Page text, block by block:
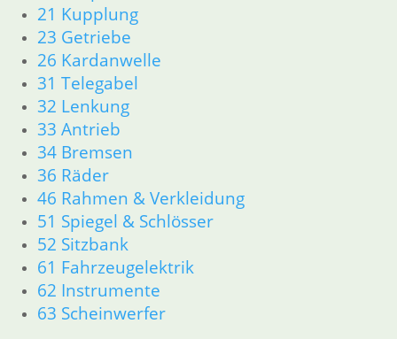
21 Kupplung
23 Getriebe
26 Kardanwelle
31 Telegabel
32 Lenkung
33 Antrieb
34 Bremsen
36 Räder
46 Rahmen & Verkleidung
51 Spiegel & Schlösser
52 Sitzbank
61 Fahrzeugelektrik
62 Instrumente
63 Scheinwerfer